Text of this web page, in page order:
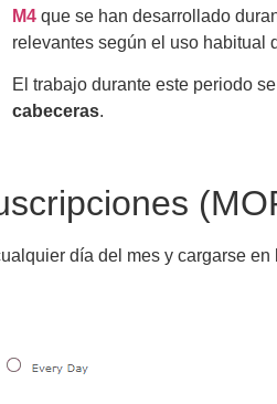
M4que se han desarrollado
relevantes según el uso habitual
El trabajo durante este periodo
cabeceras.
día del mes y cargarse